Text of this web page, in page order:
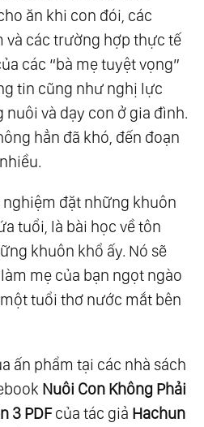
ăn khi con đói, các
các trường hợp thực tế
các “bà mẹ tuyệt vọng”
tin cũng như nghị lực
và dạy con ở gia đình.
hẳn đã khó, đến đoạn
đặt những khuôn
tuổi, là bài học về tôn
khuôn khổ ấy. Nó sẽ
mẹ của bạn ngọt ngào
tuổi thơ nước mắt bên
ấn phẩm tại các nhà sách
Nuôi Con Không Phải
3 PDFcủa tác giả Hachun